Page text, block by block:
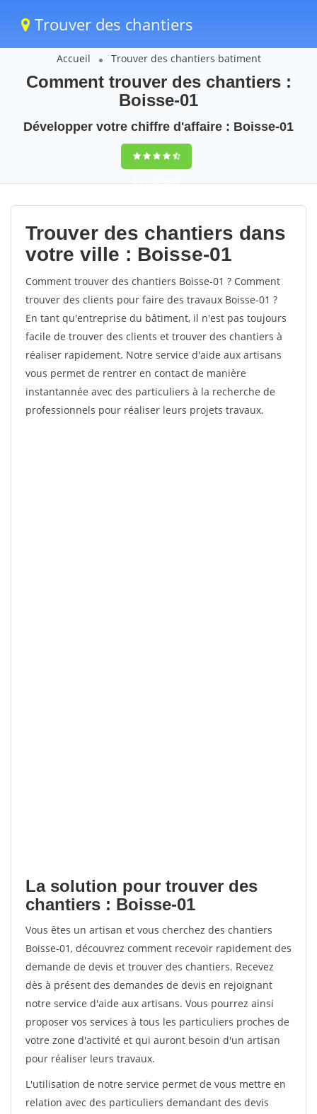
Trouver des chantiers
Accueil Trouver des chantiers batiment
Comment trouver des chantiers :
Boisse-01
Développer votre chiffre d'affaire : Boisse-01
9,5(100%)39
votes
Trouver des chantiers dans
votre ville : Boisse-01
Comment trouver des chantiers Boisse-01 ? Comment
trouver des clients pour faire des travaux Boisse-01 ?
En tant qu'entreprise du bâtiment, il n'est pas toujours
facile de trouver des clients et trouver des chantiers à
réaliser rapidement. Notre service d'aide aux artisans
vous permet de rentrer en contact de manière
instantannée avec des particuliers à la recherche de
professionnels pour réaliser leurs projets travaux.
La solution pour trouver des
chantiers : Boisse-01
Vous êtes un artisan et vous cherchez des chantiers
Boisse-01, découvrez comment recevoir rapidement des
demande de devis et trouver des chantiers. Recevez
dès à présent des demandes de devis en rejoignant
notre service d'aide aux artisans. Vous pourrez ainsi
proposer vos services à tous les particuliers proches de
votre zone d'activité et qui auront besoin d'un artisan
pour réaliser leurs travaux.
L'utilisation de notre service permet de vous mettre en
relation avec des particuliers demandant des devis